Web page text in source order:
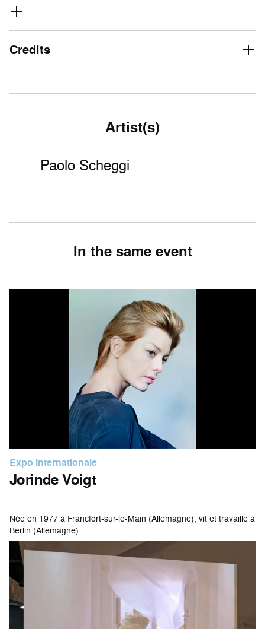
Credits
Artist(s)
Paolo Scheggi
In the same event
Expo internationale
Jorinde Voigt
Née en 1977 à Francfort-sur-le-Main (Allemagne), vit et travaille à
Berlin (Allemagne).